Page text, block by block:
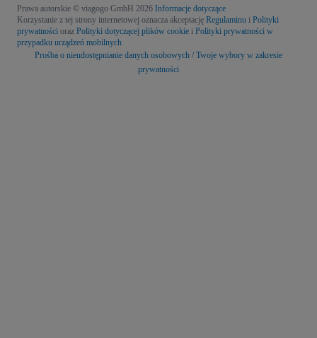
Prawa autorskie © viagogo GmbH 2026 Informacje dotyczące
Korzystanie z tej strony internetowej oznacza akceptację Regulaminu i Polityki
prywatności oraz Polityki dotyczącej plików cookie i Polityki prywatności w
przypadku urządzeń mobilnych
Prośba o nieudostępnianie danych osobowych / Twoje wybory w zakresie
prywatności